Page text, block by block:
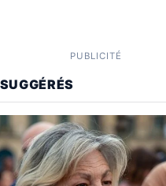
PUBLICITÉ